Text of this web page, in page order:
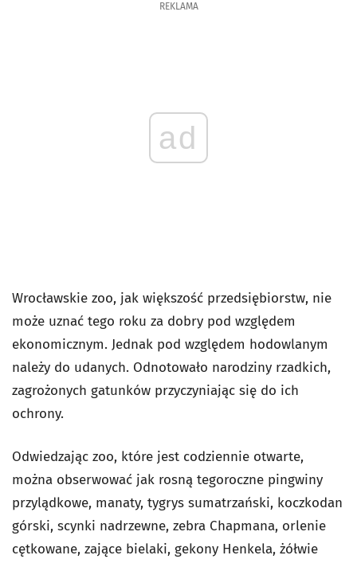
REKLAMA
ad
Wrocławskie zoo, jak większość przedsiębiorstw, nie
może uznać tego roku za dobry pod względem
ekonomicznym. Jednak pod względem hodowlanym
należy do udanych. Odnotowało narodziny rzadkich,
zagrożonych gatunków przyczyniając się do ich
ochrony.
Odwiedzając zoo, które jest codziennie otwarte,
można obserwować jak rosną tegoroczne pingwiny
przylądkowe, manaty, tygrys sumatrzański, koczkodan
górski, scynki nadrzewne, zebra Chapmana, orlenie
cętkowane, zające bielaki, gekony Henkela, żółwie